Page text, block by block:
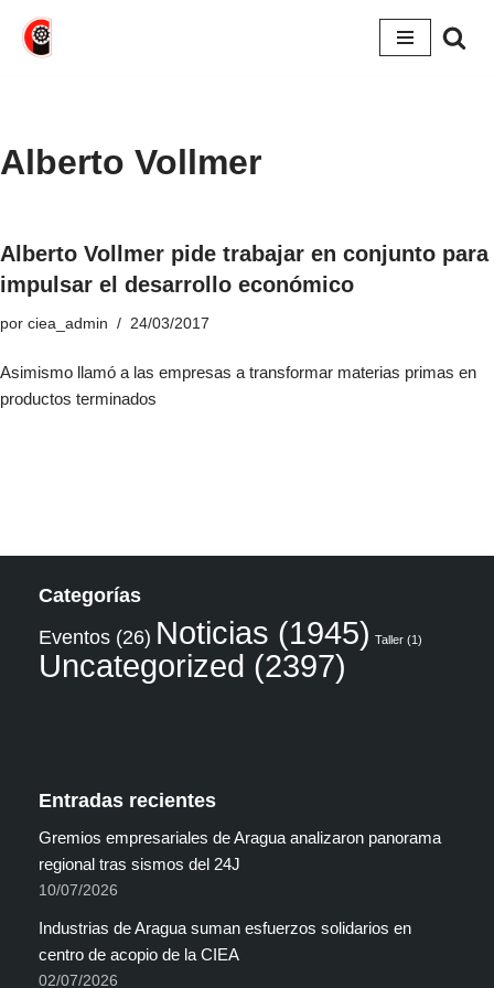
Saltar
Alberto Vollmer
Alberto Vollmer pide trabajar en conjunto para
impulsar el desarrollo económico
por ciea_admin 24/03/2017
Asimismo llamó a las empresas a transformar materias primas en
productos terminados
Categorías
Eventos (26) Noticias (1945) Taller (1)
Uncategorized (2397)
Entradas recientes
Gremios empresariales de Aragua analizaron panorama
regional tras sismos del 24J
10/07/2026
Industrias de Aragua suman esfuerzos solidarios en
centro de acopio de la CIEA
02/07/2026